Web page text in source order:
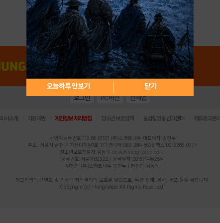
아이디 / 비밀번호 찾기 회원가입
오늘하루 안보기 닫기
로그인 PC버전 전체앱
회사소개 이용약관 개인정보 처리방침 청소년 보호정책 불법촬영물 신고센터 제휴광고문의
사업자등록번호:119-86-61101 (주)스마트나우 대표이사:송현두
주소: 서울시 금천구 가산디지털1로 171 연락처:063-284-8635 팩스:02-6265-0377
청소년보호책임자:김동욱 desk@hungryapp.co.kr
등록번호:서울아02322 | 등록일자:2016년4월25일
발행인:(주)스마트나우 송현두 | 편집인:김동욱
헝그리앱의 콘텐츠 및 기사는 저작권법의 보호를 받으므로, 무단 전재, 복사, 배포 등을 금합니다.
Copyright (c) HungryApp All Rights Reserved.